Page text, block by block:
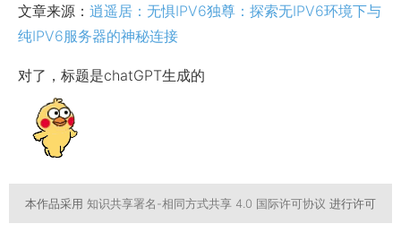
文章来源： 逍遥居：无惧IPV6独尊：探索无IPV6环境下与
纯IPV6服务器的神秘连接
对了，标题是chatGPT生成的
本作品采用 知识共享署名-相同方式共享 4.0 国际许可协议 进行许可